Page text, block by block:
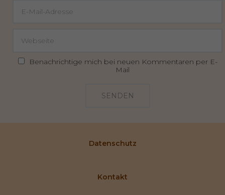
Benachrichtige mich bei neuen Kommentaren per E-
Mail
SENDEN
Datenschutz
Kontakt